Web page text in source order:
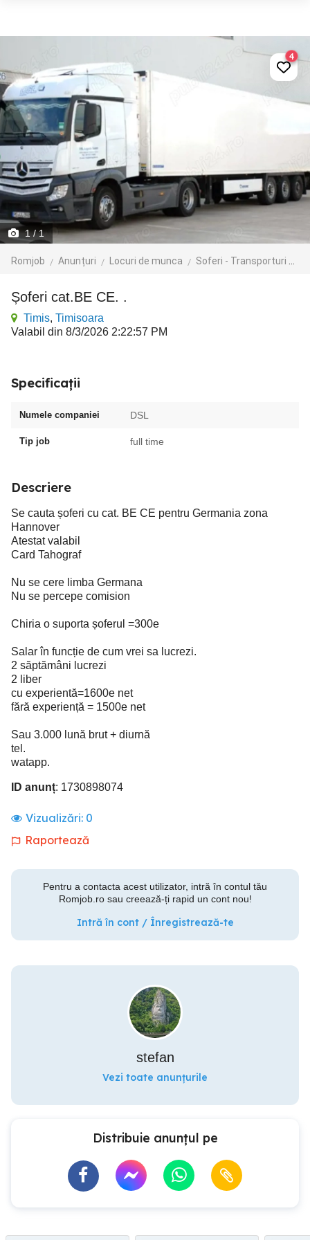
1/ 1
Romjob Anunțuri Locuri de munca Soferi - Transporturi
4
Șoferi cat.BE CE. .
Timis, Timisoara
Valabil din 8/3/2026 2:22:57 PM
Specificații
Numele companiei DSL
Tip job full time
Descriere
Se cauta șoferi cu cat. BE CE pentru Germania zona
Hannover
Atestat valabil
Card Tahograf
Nu se cere limba Germana
Nu se percepe comision
Chiria o suporta șoferul =300e
Salar în funcție de cum vrei sa lucrezi.
2 săptămâni lucrezi
2 liber
cu experientă=1600e net
fără experiență = 1500e net
Sau 3.000 lună brut + diurnă
tel.
watapp.
ID anunț: 1730898074
Vizualizări: 0
Raportează
Pentru a contacta acest utilizator, intră în contul tău
Romjob.ro sau creează-ți rapid un cont nou!
Intră în cont / Înregistrează-te
stefan
Vezi toate anunțurile
Distribuie anunțul pe